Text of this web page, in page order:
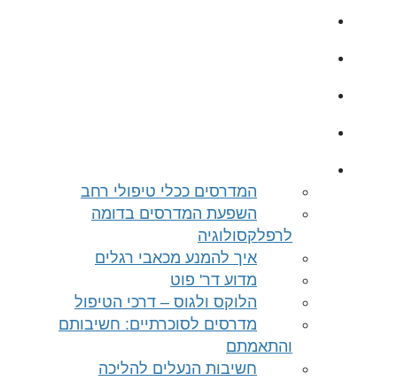
קוד הבריאות
הלוקס ולגוס – דרכי הטיפול
מזרן מודולרי
כרית ישיבה I Can Sit
מאמרים
המדרסים ככלי טיפולי רחב
השפעת המדרסים בדומה
לרפלקסולוגיה
איך להמנע מכאבי רגלים
מדוע דר' פוט
הלוקס ולגוס – דרכי הטיפול
מדרסים לסוכרתיים: חשיבותם
והתאמתם
חשיבות הנעלים להליכה